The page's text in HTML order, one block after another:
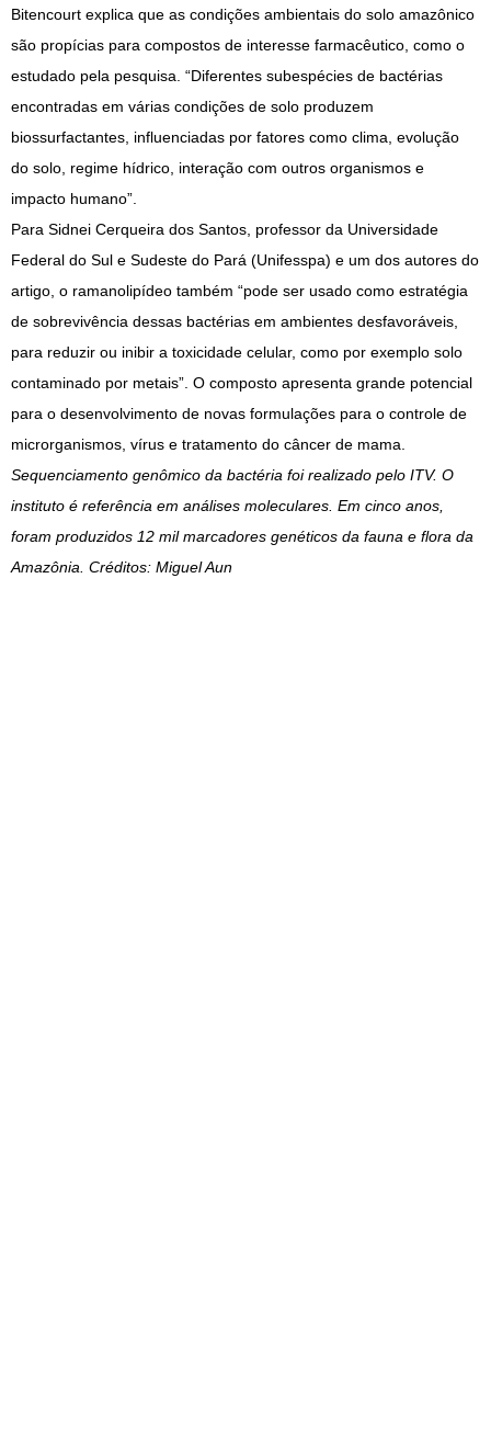
Bitencourt explica que as condições ambientais do solo amazônico
são propícias para compostos de interesse farmacêutico, como o
estudado pela pesquisa. “Diferentes subespécies de bactérias
encontradas em várias condições de solo produzem
biossurfactantes, influenciadas por fatores como clima, evolução
do solo, regime hídrico, interação com outros organismos e
impacto humano”.
Para Sidnei Cerqueira dos Santos, professor da Universidade
Federal do Sul e Sudeste do Pará (Unifesspa) e um dos autores do
artigo, o ramanolipídeo também “pode ser usado como estratégia
de sobrevivência dessas bactérias em ambientes desfavoráveis,
para reduzir ou inibir a toxicidade celular, como por exemplo solo
contaminado por metais”. O composto apresenta grande potencial
para o desenvolvimento de novas formulações para o controle de
microrganismos, vírus e tratamento do câncer de mama.
Sequenciamento genômico da bactéria foi realizado pelo ITV. O
instituto é referência em análises moleculares. Em cinco anos,
foram produzidos 12 mil marcadores genéticos da fauna e flora da
Amazônia. Créditos: Miguel Aun